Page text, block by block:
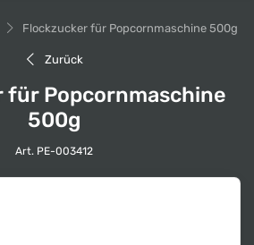
Flockzucker für Popcornmaschine 500g
Zurück
für Popcornmaschine
500g
Art. PE-003412